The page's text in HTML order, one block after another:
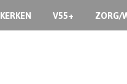
KERKEN V55+ ZORG/